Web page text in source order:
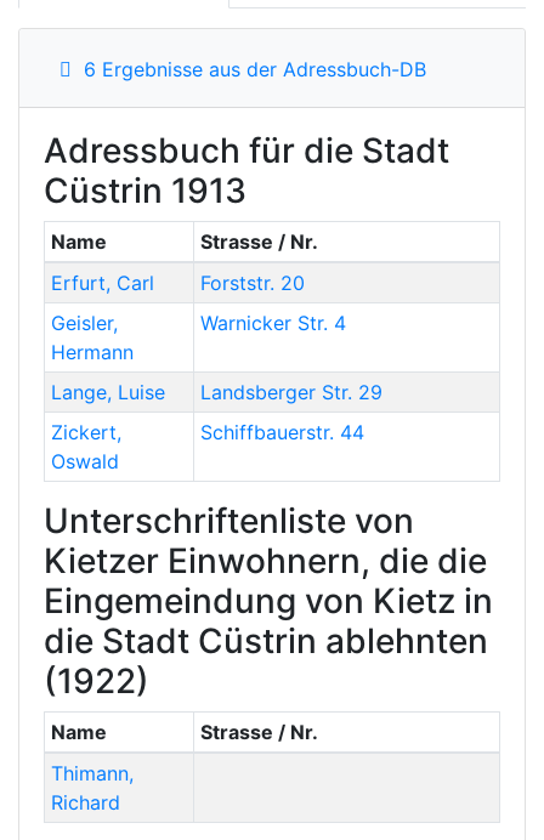
6 Ergebnisse aus der Adressbuch-DB
Adressbuch für die Stadt
Cüstrin 1913
Name
Strasse / Nr.
Erfurt, Carl
Forststr. 20
Geisler,
Hermann
Warnicker Str. 4
Lange, Luise
Landsberger Str. 29
Zickert,
Oswald
Schiffbauerstr. 44
Unterschriftenliste von
Kietzer Einwohnern, die die
Eingemeindung von Kietz in
die Stadt Cüstrin ablehnten
(1922)
Name
Strasse / Nr.
Thimann,
Richard